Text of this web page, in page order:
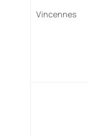
Vincennes